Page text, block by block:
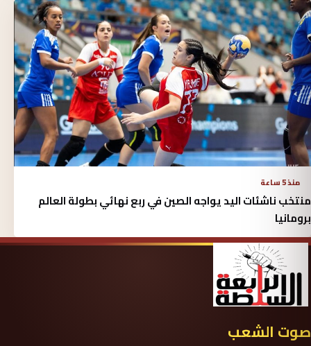
منذ 5 ساعة
منتخب ناشئات اليد يواجه الصين في ربع نهائي بطولة العالم
برومانيا
صوت الشعب